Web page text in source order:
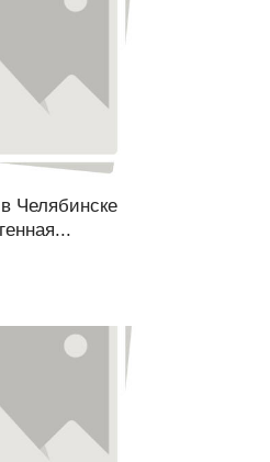
Челябинске